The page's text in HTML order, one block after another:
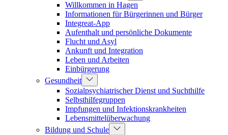
Willkommen in Hagen
Informationen für Bürgerinnen und Bürger
Integreat-App
Aufenthalt und persönliche Dokumente
Flucht und Asyl
Ankunft und Integration
Leben und Arbeiten
Einbürgerung
Gesundheit
Sozialpsychiatrischer Dienst und Suchthilfe
Selbsthilfegruppen
Impfungen und Infektionskrankheiten
Lebensmittelüberwachung
Bildung und Schule